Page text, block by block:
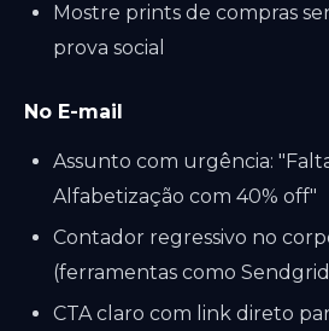
Mostre prints de compras
prova social
No E-mail
Assunto com urgência:
Alfabetização com 40% off"
Contador regressivo no
(ferramentas como
CTA claro com link direto